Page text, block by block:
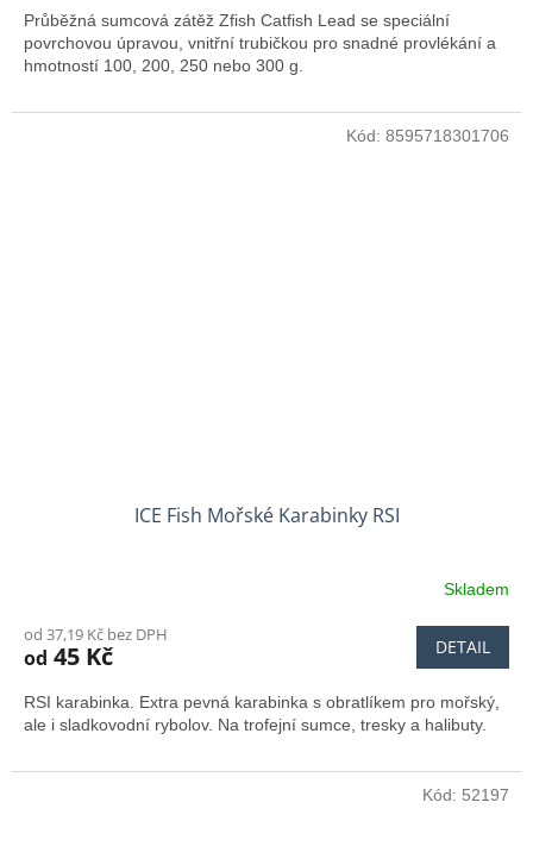
Průběžná sumcová zátěž Zfish Catfish Lead se speciální
povrchovou úpravou, vnitřní trubičkou pro snadné provlékání a
hmotností 100, 200, 250 nebo 300 g.
ICE Fish Mořské Karabinky RSI
Skladem
od 37,19 Kč bez DPH
od 45 Kč DETAIL
RSI karabinka. Extra pevná karabinka s obratlíkem pro mořský,
ale i sladkovodní rybolov. Na trofejní sumce, tresky a halibuty.
Kód: 8595718301706
Kód: 52197